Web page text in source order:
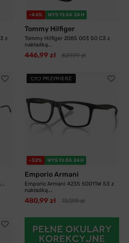
z
-46% WYSYŁKA 24H
Tommy Hilfiger
Tommy Hilfiger 2085 003 50 C3 z
nakładką...
446,99 zł 829,99 zł
PRZYMIERZ
-32% WYSYŁKA 24H
Emporio Armani
Emporio Armani 4235 50011W 53 z
nakładką...
480,99 zł 707,99 zł